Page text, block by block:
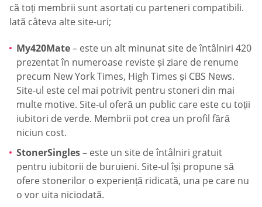
că toți membrii sunt asortați cu parteneri compatibili.
Iată câteva alte site-uri;
My420Mate– este un alt minunat site de întâlniri 420
prezentat în numeroase reviste și ziare de renume
precum New York Times, High Times și CBS News.
Site-ul este cel mai potrivit pentru stoneri din mai
multe motive. Site-ul oferă un public care este cu toții
iubitori de verde. Membrii pot crea un profil fără
niciun cost.
StonerSingles– este un site de întâlniri gratuit
pentru iubitorii de buruieni. Site-ul își propune să
ofere stonerilor o experiență ridicată, una pe care nu
o vor uita niciodată.